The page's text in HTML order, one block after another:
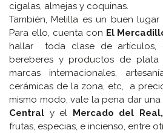
cigalas, almejas y coquinas.
También, Melilla es un buen
Para ello, cuenta con El
hallar toda clase de artículos,
bereberes y productos de
marcas internacionales,
cerámicas de la zona, etc, a
mismo modo, vale la pena dar
Central y el Mercado del Real,
frutas, especias, e incienso, entre